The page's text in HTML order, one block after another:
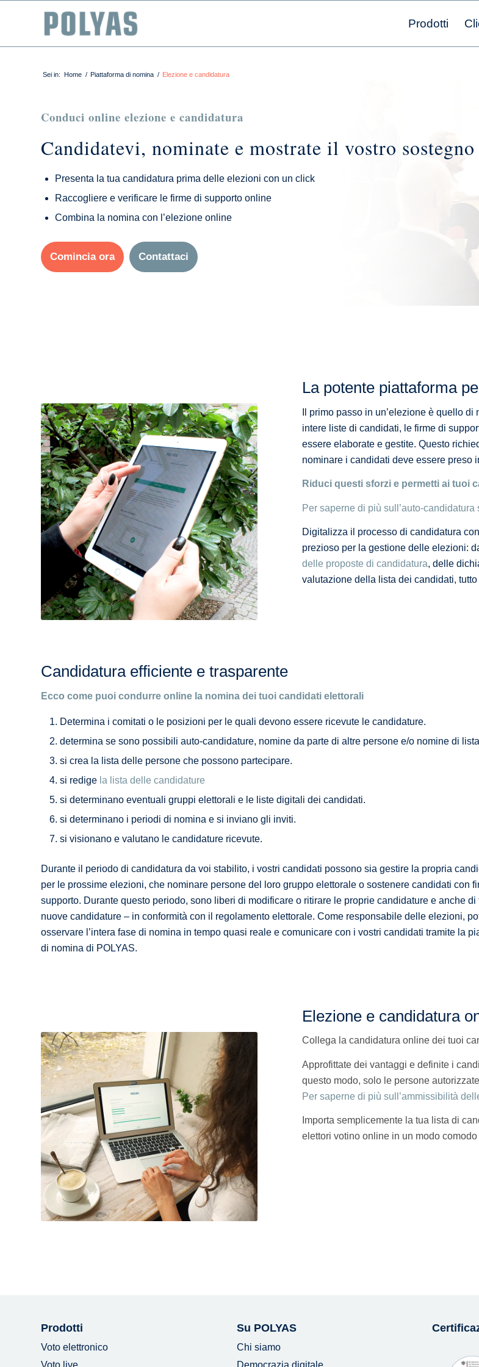
Prodotti
Sei in: Home / Piattaforma di nomina / Elezione e candidatura
Conduci online elezione e candidatura
Candidatevi, nominate e mostrate il vostro
Presenta la tua candidatura prima delle elezioni con un click
Raccogliere e verificare le firme di supporto online
Combina la nomina con l’elezione online
Comincia ora Contattaci
La potente piattaforma
Il primo passo in un’elezione è quello
intere liste di candidati, le firme di
essere elaborate e gestite. Questo
nominare i candidati deve essere preso
Riduci questi sforzi e permetti ai tuoi
Per saperne di più sull’auto-candidatura
Digitalizza il processo di candidatura
prezioso per la gestione delle elezioni:
delle proposte di candidatura, delle
valutazione della lista dei candidati,
Candidatura efficiente e trasparente
Ecco come puoi condurre online la nomina dei tuoi candidati elettorali
Determina i comitati o le posizioni per le quali devono essere ricevute le candidature.
determina se sono possibili auto-candidature, nomine da parte di altre persone e/o nomine di
si crea la lista delle persone che possono partecipare.
si redige la lista delle candidature
si determinano eventuali gruppi elettorali e le liste digitali dei candidati.
si determinano i periodi di nomina e si inviano gli inviti.
si visionano e valutano le candidature ricevute.
Durante il periodo di candidatura da voi stabilito, i vostri candidati possono sia gestire la propria
per le prossime elezioni, che nominare persone del loro gruppo elettorale o sostenere candidati con
supporto. Durante questo periodo, sono liberi di modificare o ritirare le proprie candidature e anche di
nuove candidature – in conformità con il regolamento elettorale. Come responsabile delle elezioni,
osservare l’intera fase di nomina in tempo quasi reale e comunicare con i vostri candidati tramite la
di nomina di POLYAS.
Elezione e candidatura
Collega la candidatura online dei tuoi
Approfittate dei vantaggi e definite i
questo modo, solo le persone
Per saperne di più sull’ammissibilità
Importa semplicemente la tua lista di
elettori votino online in un modo
Prodotti
Voto elettronico
Su POLYAS
Chi siamo